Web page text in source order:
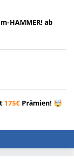
HAMMER! ab
175€ Prämien! 🤯